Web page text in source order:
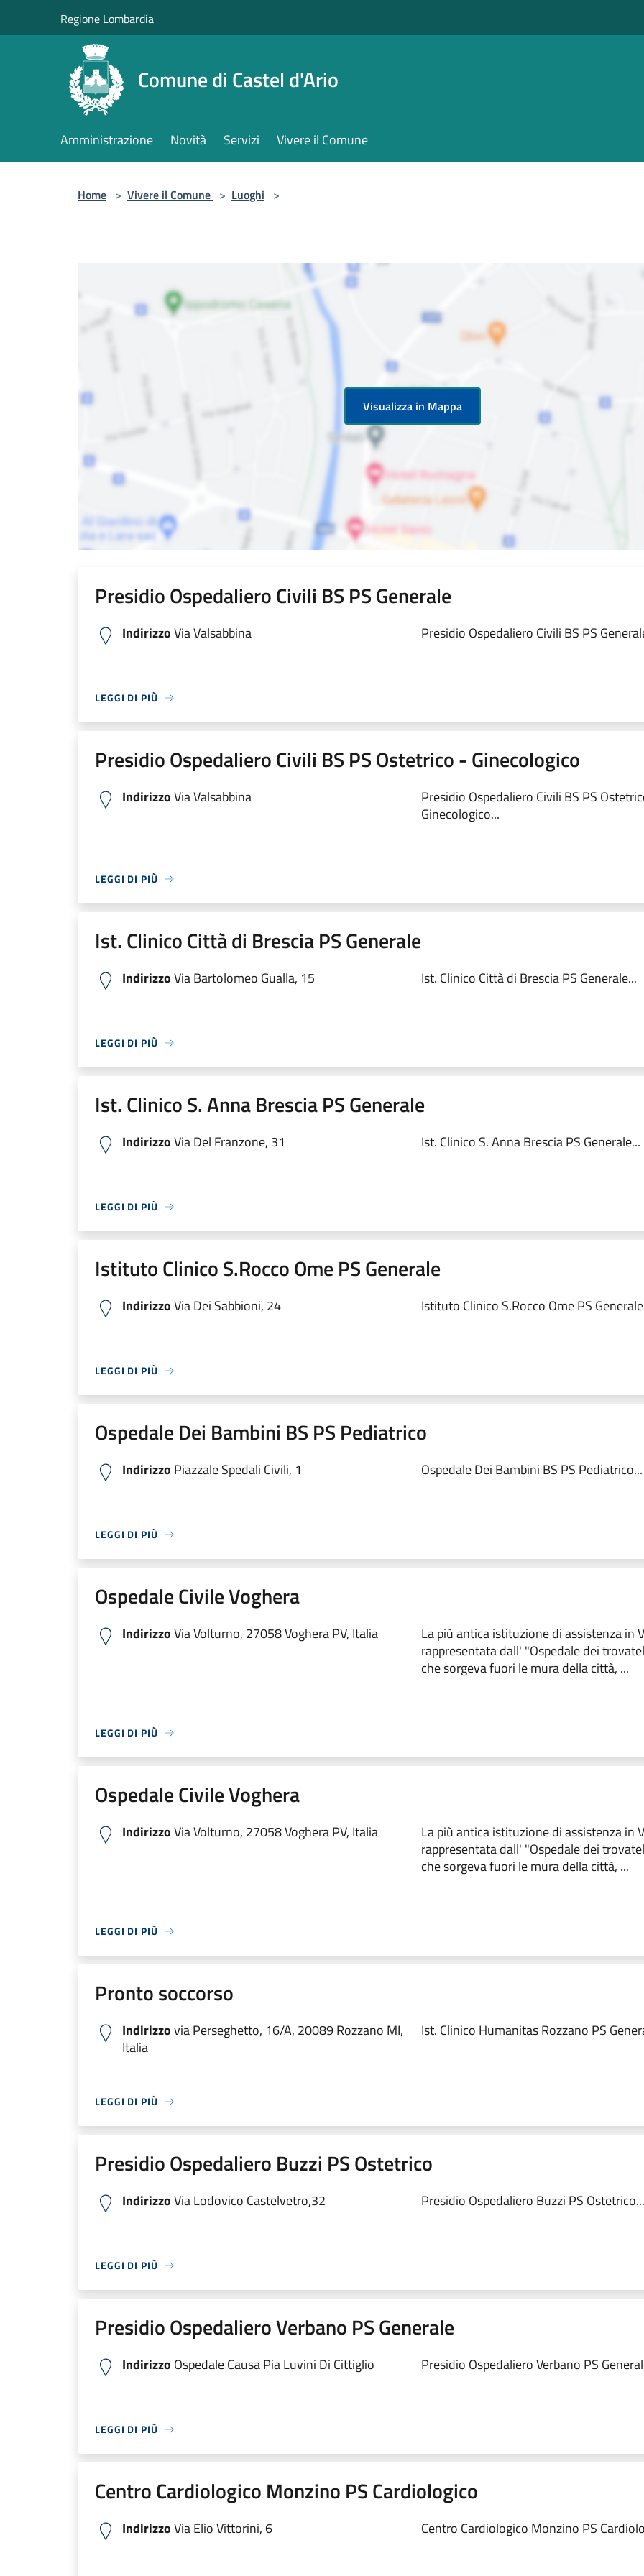
Regione Lombardia
Comune di Castel d'Ario
Amministrazione Novità Servizi Vivere il Comune
Home > Vivere il Comune > Luoghi >
Visualizza in Mappa
Presidio Ospedaliero Civili BS PS Generale
IndirizzoVia Valsabbina Presidio Ospedaliero Civili BS PS
LEGGI DI PIÙ
Presidio Ospedaliero Civili BS PS Ostetrico - Ginecologico
IndirizzoVia Valsabbina
Presidio Ospedaliero Civili BS PS
Ginecologico...
LEGGI DI PIÙ
Ist. Clinico Città di Brescia PS Generale
IndirizzoVia Bartolomeo Gualla, 15 Ist. Clinico Città di Brescia PS Generale...
LEGGI DI PIÙ
Ist. Clinico S. Anna Brescia PS Generale
IndirizzoVia Del Franzone, 31 Ist. Clinico S. Anna Brescia PS Generale...
LEGGI DI PIÙ
Istituto Clinico S.Rocco Ome PS Generale
IndirizzoVia Dei Sabbioni, 24 Istituto Clinico S.Rocco Ome PS
LEGGI DI PIÙ
Ospedale Dei Bambini BS PS Pediatrico
Indirizzo Piazzale Spedali Civili, 1 Ospedale Dei Bambini BS PS Pediatrico...
LEGGI DI PIÙ
Ospedale Civile Voghera
IndirizzoVia Volturno, 27058 Voghera PV, Italia
La più antica istituzione di assistenza in
rappresentata dall' "Ospedale dei
che sorgeva fuori le mura della città, ...
LEGGI DI PIÙ
Ospedale Civile Voghera
IndirizzoVia Volturno, 27058 Voghera PV, Italia
La più antica istituzione di assistenza in
rappresentata dall' "Ospedale dei
che sorgeva fuori le mura della città, ...
LEGGI DI PIÙ
Pronto soccorso
Indirizzovia Perseghetto, 16/A, 20089 Rozzano MI,
Italia
Ist. Clinico Humanitas Rozzano PS
LEGGI DI PIÙ
Presidio Ospedaliero Buzzi PS Ostetrico
IndirizzoVia Lodovico Castelvetro,32 Presidio Ospedaliero Buzzi PS Ostetrico...
LEGGI DI PIÙ
Presidio Ospedaliero Verbano PS Generale
Indirizzo Ospedale Causa Pia Luvini Di Cittiglio Presidio Ospedaliero Verbano PS
LEGGI DI PIÙ
Centro Cardiologico Monzino PS Cardiologico
IndirizzoVia Elio Vittorini, 6 Centro Cardiologico Monzino PS